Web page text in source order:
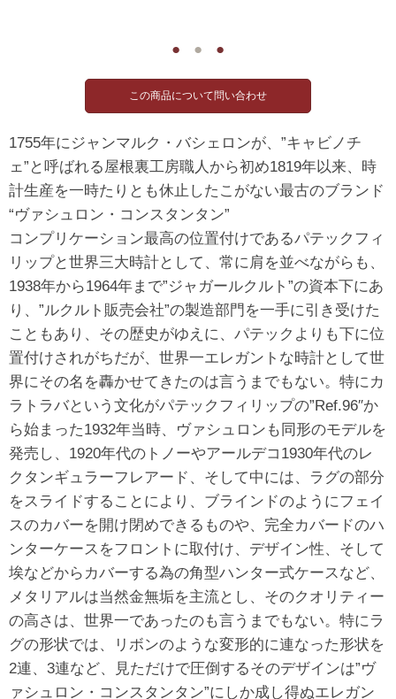
● ● ●
1755年にジャンマルク・バシェロンが、”キャビノチ
ェ”と呼ばれる屋根裏工房職人から初め1819年以来、時
計生産を一時たりとも休止したこがない最古のブランド
“ヴァシュロン・コンスタンタン”
コンプリケーション最高の位置付けであるパテックフィ
リップと世界三大時計として、常に肩を並べながらも、
1938年から1964年まで”ジャガールクルト”の資本下にあ
り、”ルクルト販売会社”の製造部門を一手に引き受けた
こともあり、その歴史がゆえに、パテックよりも下に位
置付けされがちだが、世界一エレガントな時計として世
界にその名を轟かせてきたのは言うまでもない。特にカ
ラトラバという文化がパテックフィリップの”Ref.96″か
ら始まった1932年当時、ヴァシュロンも同形のモデルを
発売し、1920年代のトノーやアールデコ1930年代のレ
クタンギュラーフレアード、そして中には、ラグの部分
をスライドすることにより、ブラインドのようにフェイ
スのカバーを開け閉めできるものや、完全カバードのハ
ンターケースをフロントに取付け、デザイン性、そして
埃などからカバーする為の角型ハンター式ケースなど、
メタリアルは当然金無垢を主流とし、そのクオリティー
の高さは、世界一であったのも言うまでもない。特にラ
グの形状では、リボンのような変形的に連なった形状を
2連、3連など、見ただけで圧倒するそのデザインは”ヴ
ァシュロン・コンスタンタン”にしか成し得ぬエレガン